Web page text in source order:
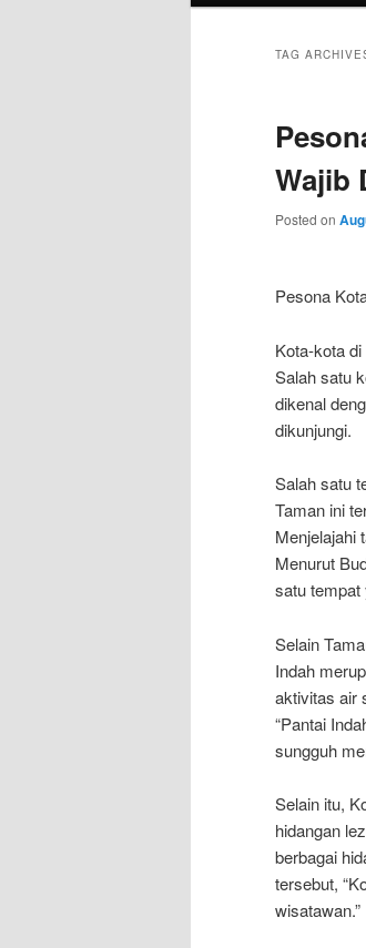
TAG
Wajib
Posted on
Pesona
Kota-kota
Salah satu
dikenal
dikunjungi.
Salah satu
Taman ini
Menjelajahi
Menurut
satu tempat
Selain
Indah
aktivitas air
“Pantai
sungguh
Selain itu,
hidangan
berbagai
tersebut,
wisatawan.”